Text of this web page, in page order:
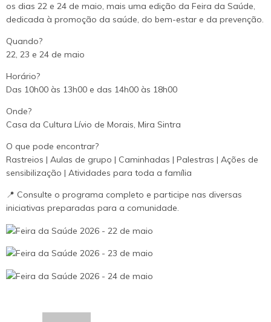
os dias 22 e 24 de maio, mais uma edição da Feira da Saúde,
dedicada à promoção da saúde, do bem-estar e da prevenção.
Quando?
22, 23 e 24 de maio
Horário?
Das 10h00 às 13h00 e das 14h00 às 18h00
Onde?
Casa da Cultura Lívio de Morais, Mira Sintra
O que pode encontrar?
Rastreios | Aulas de grupo | Caminhadas | Palestras | Ações de
sensibilização | Atividades para toda a família
📍 Consulte o programa completo e participe nas diversas
iniciativas preparadas para a comunidade.